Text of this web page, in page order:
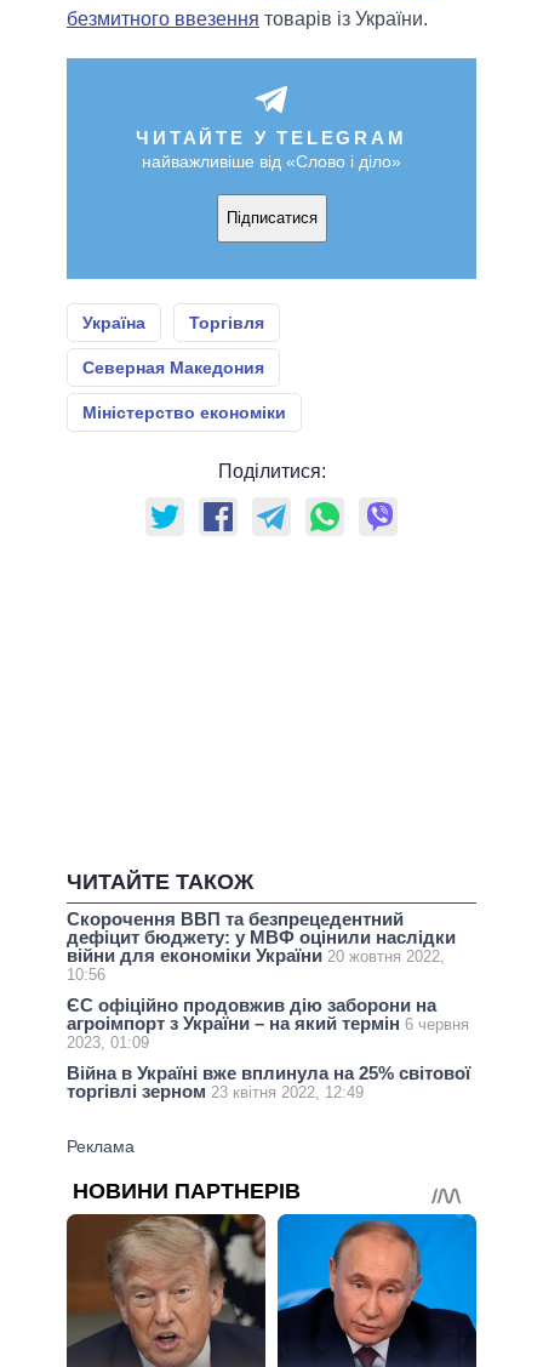
безмитного ввезення товарів із України.
ЧИТАЙТЕ У TELEGRAM
найважливіше від «Слово і діло»
Підписатися
Україна Торгівля
Северная Македония
Міністерство економіки
Поділитися:
ЧИТАЙТЕ ТАКОЖ
Скорочення ВВП та безпрецедентний
дефіцит бюджету: у МВФ оцінили наслідки
війни для економіки України 20 жовтня 2022,
10:56
ЄС офіційно продовжив дію заборони на
агроімпорт з України – на який термін 6 червня
2023, 01:09
Війна в Україні вже вплинула на 25% світової
торгівлі зерном 23 квітня 2022, 12:49